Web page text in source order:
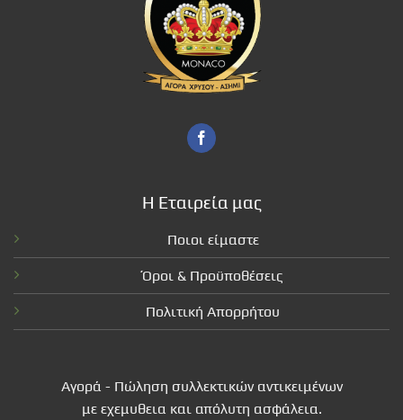
Η Εταιρεία μας
Ποιοι είμαστε
Όροι & Προϋποθέσεις
Πολιτική Απορρήτου
Αγορά - Πώληση συλλεκτικών αντικειμένων
με εχεμυθεια και απόλυτη ασφάλεια.